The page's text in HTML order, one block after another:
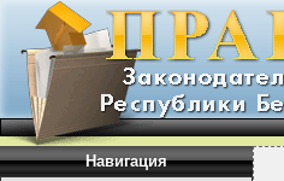
Навигация